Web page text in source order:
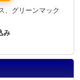
、グリーンマック
み